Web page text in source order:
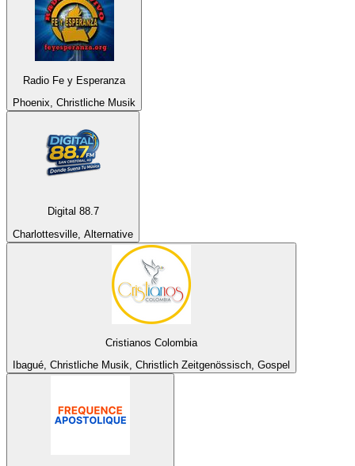
Radio Fe y Esperanza
Phoenix, Christliche Musik
Digital 88.7
Charlottesville, Alternative
Cristianos Colombia
Ibagué, Christliche Musik, Christlich Zeitgenössisch, Gospel